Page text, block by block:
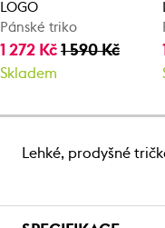
LOGO
Pánské triko
1 272 Kč 1 590 Kč
Skladem
Lehké, prodyšné